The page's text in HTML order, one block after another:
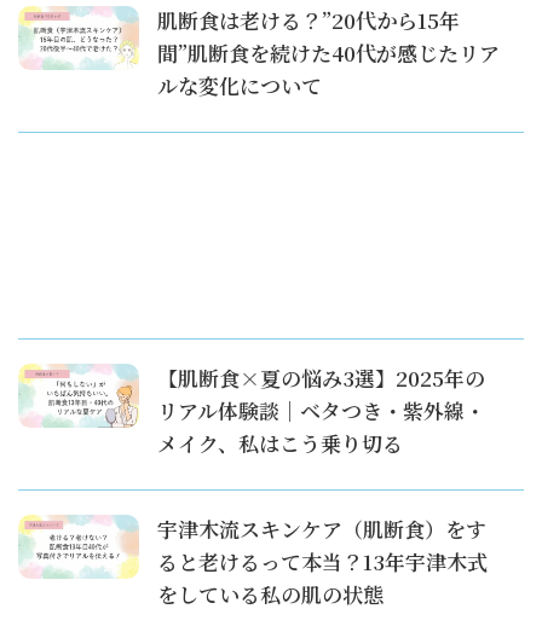
肌断食は老ける？”20代から15年
間”肌断食を続けた40代が感じたリア
ルな変化について
【肌断食×夏の悩み3選】2025年の
リアル体験談｜ベタつき・紫外線・
メイク、私はこう乗り切る
宇津木流スキンケア（肌断食）をす
ると老けるって本当？13年宇津木式
をしている私の肌の状態